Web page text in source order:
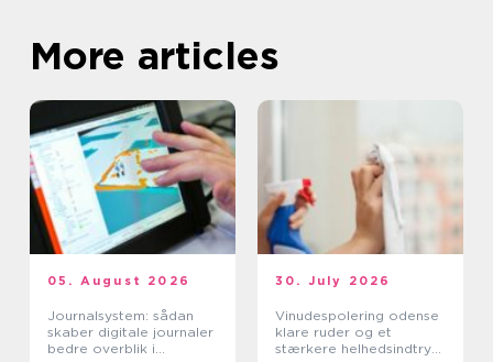
More articles
05. August 2026
Journalsystem: sådan
skaber digitale journaler
bedre overblik i
30. July 2026
Vinudespolering odense
klare ruder og et
stærkere helhedsindtryk